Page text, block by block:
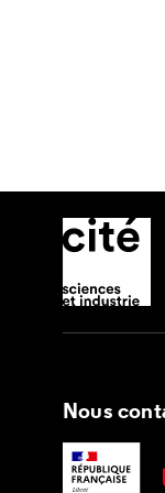
Nous